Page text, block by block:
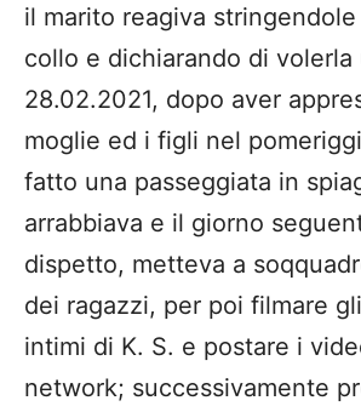
il marito reagiva
collo e dichiarando di
28.02.2021, dopo aver
moglie ed i figli nel
fatto una passeggiata in
arrabbiava e il giorno
dispetto, metteva a
dei ragazzi, per poi filmare
intimi di K. S. e postare i
network; successivamente